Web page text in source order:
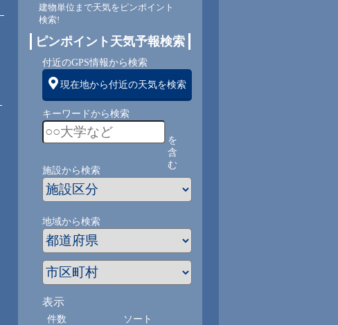
2 2 2 2
建物単位まで天気をピンポイント
検索!
ピンポイント天気予報検索
付近のGPS情報から検索
現在地から付近の天気を検索
キーワードから検索
を
含
む
施設から検索
地域から検索
表示
件数 ソート